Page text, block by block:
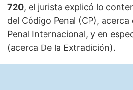
720, el jurista explicó lo
del Código Penal (CP),
Penal Internacional, y en
(acerca De la Extradición).